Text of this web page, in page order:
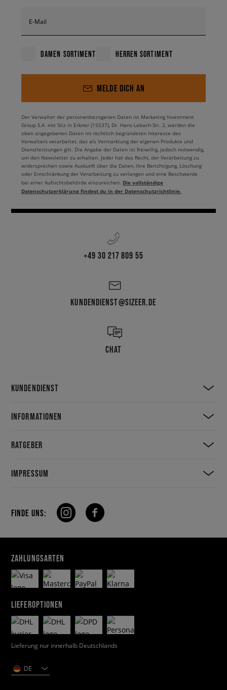
E-Mail
DAMEN SORTIMENT HERREN SORTIMENT
MELDE DICH AN
Der Verwalter der personenbezogenen Daten ist Marketing Investment
Group S.A. mit Sitz in Erkner (15537), Dr. Hans-Lebach-Str. 2, werden die
oben angegebenen Daten im rechtlich begründeten Interesse des
Verwalters verarbeitet, das als Vermarktung der eigenen Produkte und
Dienstleistungen gilt. Die Angabe der Daten ist freiwillig, jedoch notwendig,
um den Newsletter zu erhalten. Jeder hat das Recht, der Verarbeitung zu
widersprechen sowie Auskunft über die Daten, ihre Berichtigung, Löschung
oder Einschränkung der Verarbeitung zu verlangen und eine Beschwerde
bei einer Aufsichtsbehörde einzureichen. Die vollständige
Datenschutzerklärung findest du in der Datenschutzrichtlinie.
+49 30 217 809 55
KUNDENDIENST@SIZEER.DE
CHAT
KUNDENDIENST
INFORMATIONEN
RATGEBER
IMPRESSUM
FINDE UNS:
ZAHLUNGSARTEN
LIEFEROPTIONEN
Lieferung nur innerhalb Deutschlands
DE